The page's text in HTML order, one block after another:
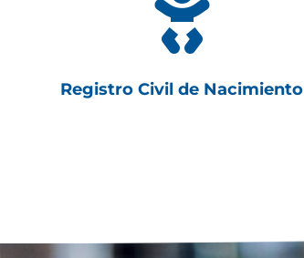

Registro Civil de Nacimiento